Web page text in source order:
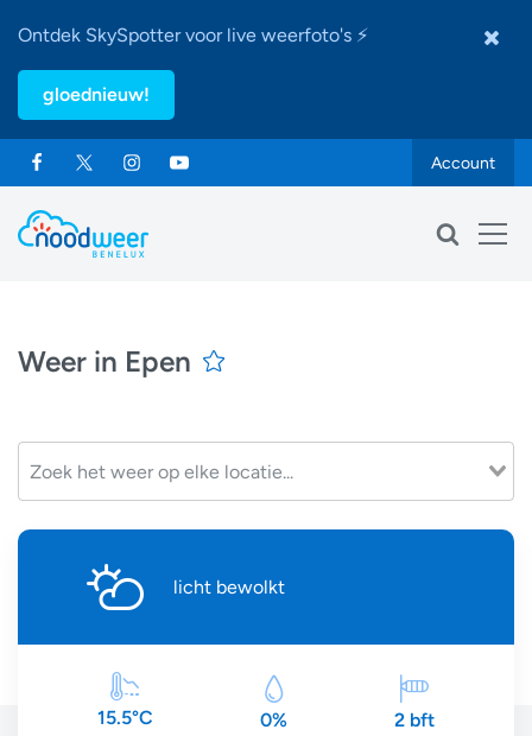
Ontdek SkySpotter voor live weerfoto's ⚡
gloednieuw!
Account
Weer in Epen
licht bewolkt
15.5°C 0% 2 bft